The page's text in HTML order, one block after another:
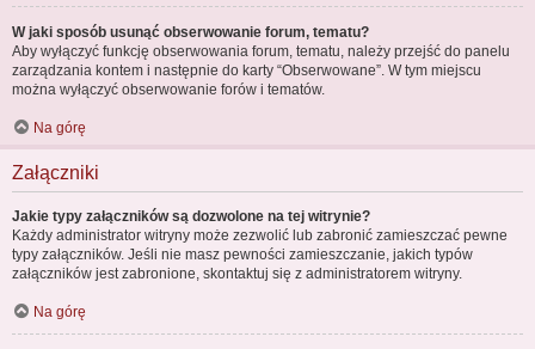
W jaki sposób usunąć obserwowanie forum, tematu?
Aby wyłączyć funkcję obserwowania forum, tematu, należy przejść do panelu
zarządzania kontem i następnie do karty “Obserwowane”. W tym miejscu
można wyłączyć obserwowanie forów i tematów.
Na górę
Załączniki
Jakie typy załączników są dozwolone na tej witrynie?
Każdy administrator witryny może zezwolić lub zabronić zamieszczać pewne
typy załączników. Jeśli nie masz pewności zamieszczanie, jakich typów
załączników jest zabronione, skontaktuj się z administratorem witryny.
Na górę